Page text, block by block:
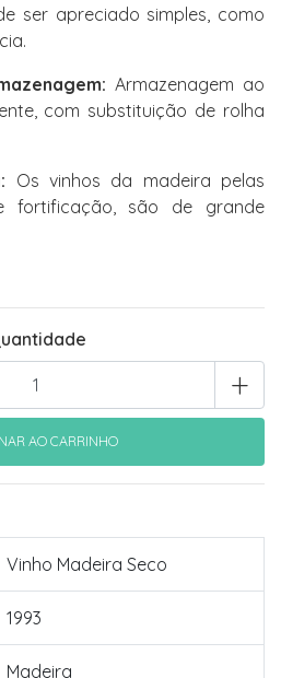
ser apreciado simples, como
Armazenagem ao
com substituição de rolha
Os vinhos da madeira pelas
fortificação, são de grande
+
Vinho Madeira Seco
1993
Madeira